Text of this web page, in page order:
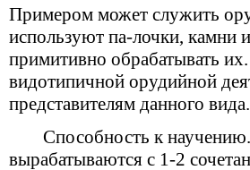
Примером может служить
используют па-лочки, камни
примитивно обрабатывать
видотипичной орудийной
представителям данного вида.
Способность к
вырабатываются с 1-2